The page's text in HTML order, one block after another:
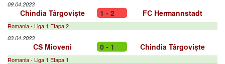
09.04.2023
Chindia Târgoviște 1 - 2 FC Hermannstadt
Romania - Liga 1 Etapa 2
03.04.2023
CS Mioveni 0 - 1 Chindia Târgoviște
Romania - Liga 1 Etapa 1